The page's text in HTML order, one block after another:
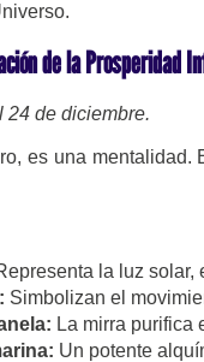
de la Prosperidad
24 de diciembre.
es una
la luz solar,
Simbolizan el
La mirra purifica
Un potente